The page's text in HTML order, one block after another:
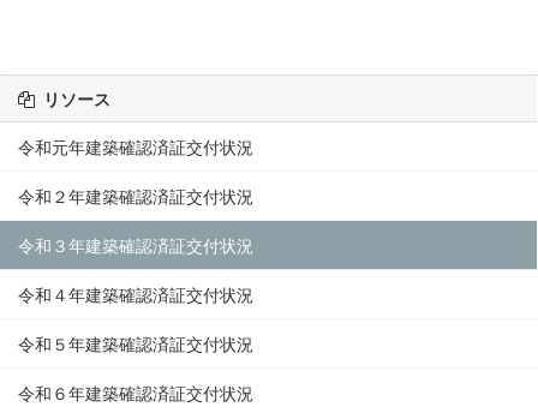
リソース
令和元年建築確認済証交付状況
令和２年建築確認済証交付状況
令和３年建築確認済証交付状況
令和４年建築確認済証交付状況
令和５年建築確認済証交付状況
令和６年建築確認済証交付状況